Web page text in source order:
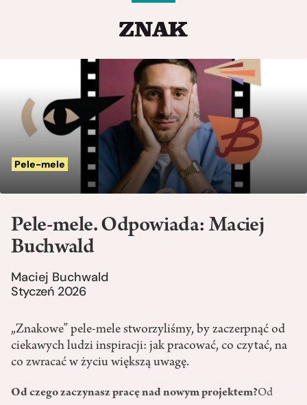
Pele-mele
Pele-mele. Odpowiada: Maciej
Buchwald
Maciej Buchwald
Styczeń 2026
„Znakowe” pele­-mele stworzyliśmy, by zaczerpnąć od
ciekawych ludzi inspiracji: jak pracować, co czytać, na
co zwracać w życiu większą uwagę.
Od czego zaczynasz pracę nad nowym projektem?Od